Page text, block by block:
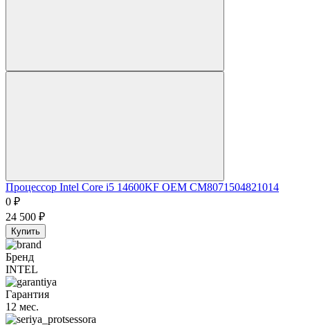
Процессор Intel Core i5 14600KF OEM CM8071504821014
0 ₽
24 500 ₽
Купить
Бренд
INTEL
Гарантия
12 мес.